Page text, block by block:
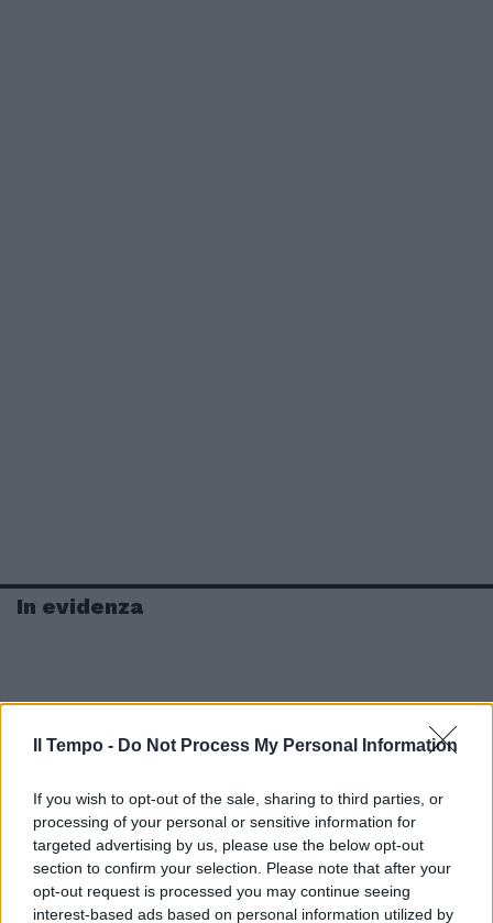
Il Tempo - Do Not Process My Personal Information
If you wish to opt-out of the sale, sharing to third parties, or
processing of your personal or sensitive information for
targeted advertising by us, please use the below opt-out
section to confirm your selection. Please note that after your
opt-out request is processed you may continue seeing
interest-based ads based on personal information utilized by
In evidenza